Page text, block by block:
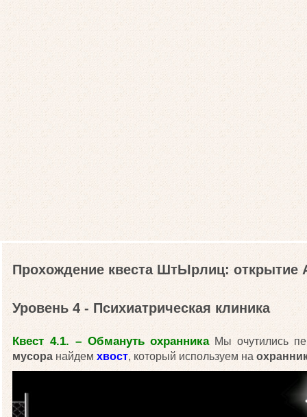
Прохождение квеста ШтЫрлиц: открытие
Уровень 4 - Психиатрическая клиника
Квест 4.1. – Обмануть охранникаМы очутились
мусора найдем хвост, который используем на